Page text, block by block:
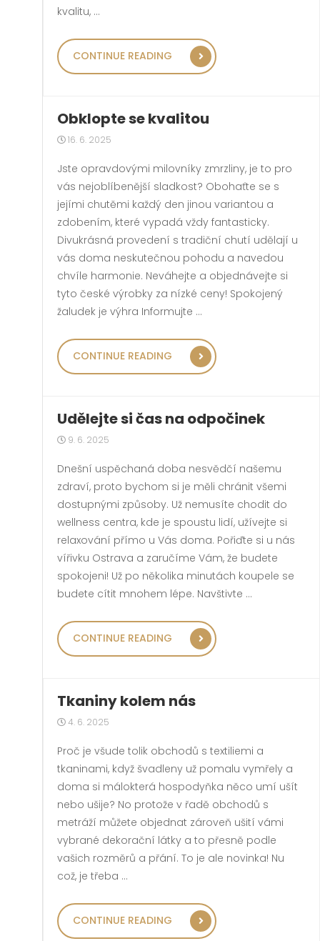
kvalitu, …
CONTINUE READING „PRO VAŠE
Obklopte se kvalitou
16. 6. 2025
Jste opravdovými milovníky zmrzliny, je to pro
vás nejoblíbenější sladkost? Obohaťte se s
jejími chutěmi každý den jinou variantou a
zdobením, které vypadá vždy fantasticky.
Divukrásná provedení s tradiční chutí udělají u
vás doma neskutečnou pohodu a navedou
chvíle harmonie. Neváhejte a objednávejte si
tyto české výrobky za nízké ceny! Spokojený
žaludek je výhra Informujte …
CONTINUE READING „OBKLOPTE SE
Udělejte si čas na odpočinek
9. 6. 2025
Dnešní uspěchaná doba nesvědčí našemu
zdraví, proto bychom si je měli chránit všemi
dostupnými způsoby. Už nemusíte chodit do
wellness centra, kde je spoustu lidí, užívejte si
relaxování přímo u Vás doma. Pořiďte si u nás
vířivku Ostrava a zaručíme Vám, že budete
spokojeni! Už po několika minutách koupele se
budete cítit mnohem lépe. Navštivte …
CONTINUE READING „UDĚLEJTE SI ČAS NA
Tkaniny kolem nás
4. 6. 2025
Proč je všude tolik obchodů s textiliemi a
tkaninami, když švadleny už pomalu vymřely a
doma si málokterá hospodyňka něco umí ušít
nebo ušije? No protože v řadě obchodů s
metráží můžete objednat zároveň ušití vámi
vybrané dekorační látky a to přesně podle
vašich rozměrů a přání. To je ale novinka! Nu
což, je třeba …
CONTINUE READING „TKANINY KOLEM NÁS“